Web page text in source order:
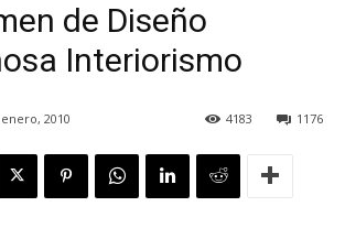
de Diseño
Interiorismo
2010 1176
4183